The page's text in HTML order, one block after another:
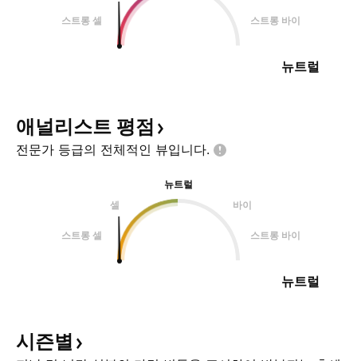
스트롱 셀 스트롱 바이
뉴트럴
애널리스트 평점
전문가 등급의 전체적인 뷰입니다.
뉴트럴
셀
바이
스트롱 셀 스트롱 바이
뉴트럴
시즌별